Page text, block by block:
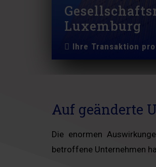
Luxemburg
Ihre Transaktion
Auf geänderte
Die enormen
betroffene Unternehmen